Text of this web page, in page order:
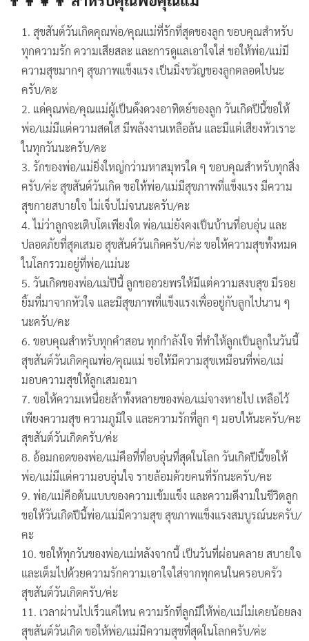
สุขสันต์วันเกิดคุณพ่อ/คุณแม่ที่รักที่สุดของลูก ขอบคุณสำหรับ
ทุกความรัก ความเสียสละ และการดูแลเอาใจใส่ ขอให้พ่อ/แม่มี
ความสุขมากๆ สุขภาพแข็งแรง เป็นมิ่งขวัญของลูกตลอดไปนะ
ครับ/คะ
แด่คุณพ่อ/คุณแม่ผู้เป็นดั่งดวงอาทิตย์ของลูก วันเกิดปีนี้ขอให้
พ่อ/แม่มีแต่ความสดใส มีพลังงานเหลือล้น และมีแต่เสียงหัวเราะ
ในทุกวันนะครับ/คะ
รักของพ่อ/แม่ยิ่งใหญ่กว่ามหาสมุทรใด ๆ ขอบคุณสำหรับทุกสิ่ง
ครับ/ค่ะ สุขสันต์วันเกิด ขอให้พ่อ/แม่มีสุขภาพที่แข็งแรง มีความ
สุขกายสบายใจ ไม่เจ็บไม่จนนะครับ/คะ
ไม่ว่าลูกจะเติบโตเพียงใด พ่อ/แม่ยังคงเป็นบ้านที่อบอุ่น และ
ปลอดภัยที่สุดเสมอ สุขสันต์วันเกิดครับ/ค่ะ ขอให้ความสุขทั้งหมด
ในโลกรวมอยู่ที่พ่อ/แม่นะ
วันเกิดของพ่อ/แม่ปีนี้ ลูกขออวยพรให้มีแต่ความสงบสุข มีรอย
ยิ้มที่มาจากหัวใจ และมีสุขภาพที่แข็งแรงเพื่ออยู่กับลูกไปนาน ๆ
นะครับ/คะ
ขอบคุณสำหรับทุกคำสอน ทุกกำลังใจ ที่ทำให้ลูกเป็นลูกในวันนี้
สุขสันต์วันเกิดคุณพ่อ/คุณแม่ ขอให้มีความสุขเหมือนที่พ่อ/แม่
มอบความสุขให้ลูกเสมอมา
ขอให้ความเหนื่อยล้าทั้งหลายของพ่อ/แม่จางหายไป เหลือไว้
เพียงความสุข ความภูมิใจ และความรักที่ลูก ๆ มอบให้นะครับ/คะ
สุขสันต์วันเกิดครับ/ค่ะ
อ้อมกอดของพ่อ/แม่คือที่ที่อบอุ่นที่สุดในโลก วันเกิดปีนี้ขอให้
พ่อ/แม่มีแต่ความอบอุ่นใจ รายล้อมด้วยคนที่รักนะครับ/คะ
พ่อ/แม่คือต้นแบบของความเข้มแข็ง และความดีงามในชีวิตลูก
ขอให้วันเกิดปีนี้พ่อ/แม่มีความสุข สุขภาพแข็งแรงสมบูรณ์นะครับ/
คะ
ขอให้ทุกวันของพ่อ/แม่หลังจากนี้ เป็นวันที่ผ่อนคลาย สบายใจ
และเต็มไปด้วยความรักความเอาใจใส่จากทุกคนในครอบครัว
สุขสันต์วันเกิดครับ/ค่ะ
เวลาผ่านไปเร็วแค่ไหน ความรักที่ลูกมีให้พ่อ/แม่ไม่เคยน้อยลง
สุขสันต์วันเกิด ขอให้พ่อ/แม่มีความสุขที่สุดในโลกครับ/ค่ะ